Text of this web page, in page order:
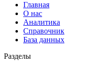
Главная
О нас
Аналитика
Справочник
База данных
Разделы